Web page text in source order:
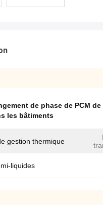
de phase de PCM
les bâtiments
gestion thermique
liquides